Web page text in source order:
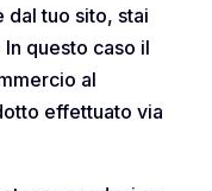
tuo sito, stai
questo caso il
al
effettuato via